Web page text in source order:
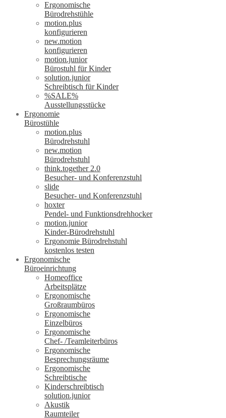
Ergonomische
Bürodrehstühle
motion.plus
konfigurieren
new.motion
konfigurieren
motion.junior
Bürostuhl für Kinder
solution.junior
Schreibtisch für Kinder
%SALE%
Ausstellungsstücke
Ergonomie
Bürostühle
motion.plus
Bürodrehstuhl
new.motion
Bürodrehstuhl
think.together 2.0
Besucher- und Konferenzstuhl
slide
Besucher- und Konferenzstuhl
hoxter
Pendel- und Funktionsdrehhocker
motion.junior
Kinder-Bürodrehstuhl
Ergonomie Bürodrehstuhl
kostenlos testen
Ergonomische
Büroeinrichtung
Homeoffice
Arbeitsplätze
Ergonomische
Großraumbüros
Ergonomische
Einzelbüros
Ergonomische
Chef- /Teamleiterbüros
Ergonomische
Besprechungsräume
Ergonomische
Schreibtische
Kinderschreibtisch
solution.junior
Akustik
Raumteiler